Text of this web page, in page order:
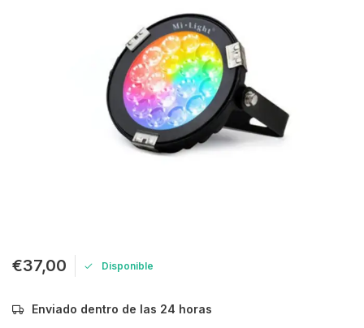
€37,00 Disponible
Enviado dentro de las 24 horas